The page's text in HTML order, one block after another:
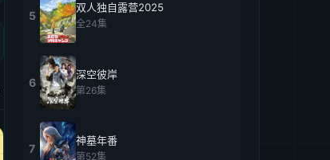
5
双人独自露营2025
全24集
6
深空彼岸
第26集
7
神墓年番
第52集